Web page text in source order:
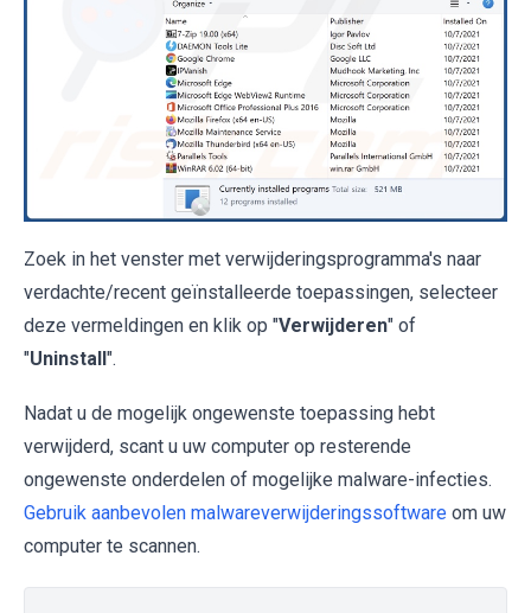
Zoek in het venster met verwijderingsprogramma's naar
verdachte/recent geïnstalleerde toepassingen, selecteer
deze vermeldingen en klik op "Verwijderen" of
"Uninstall".
Nadat u de mogelijk ongewenste toepassing hebt
verwijderd, scant u uw computer op resterende
ongewenste onderdelen of mogelijke malware-infecties.
Gebruik aanbevolen malwareverwijderingssoftware om uw
computer te scannen.